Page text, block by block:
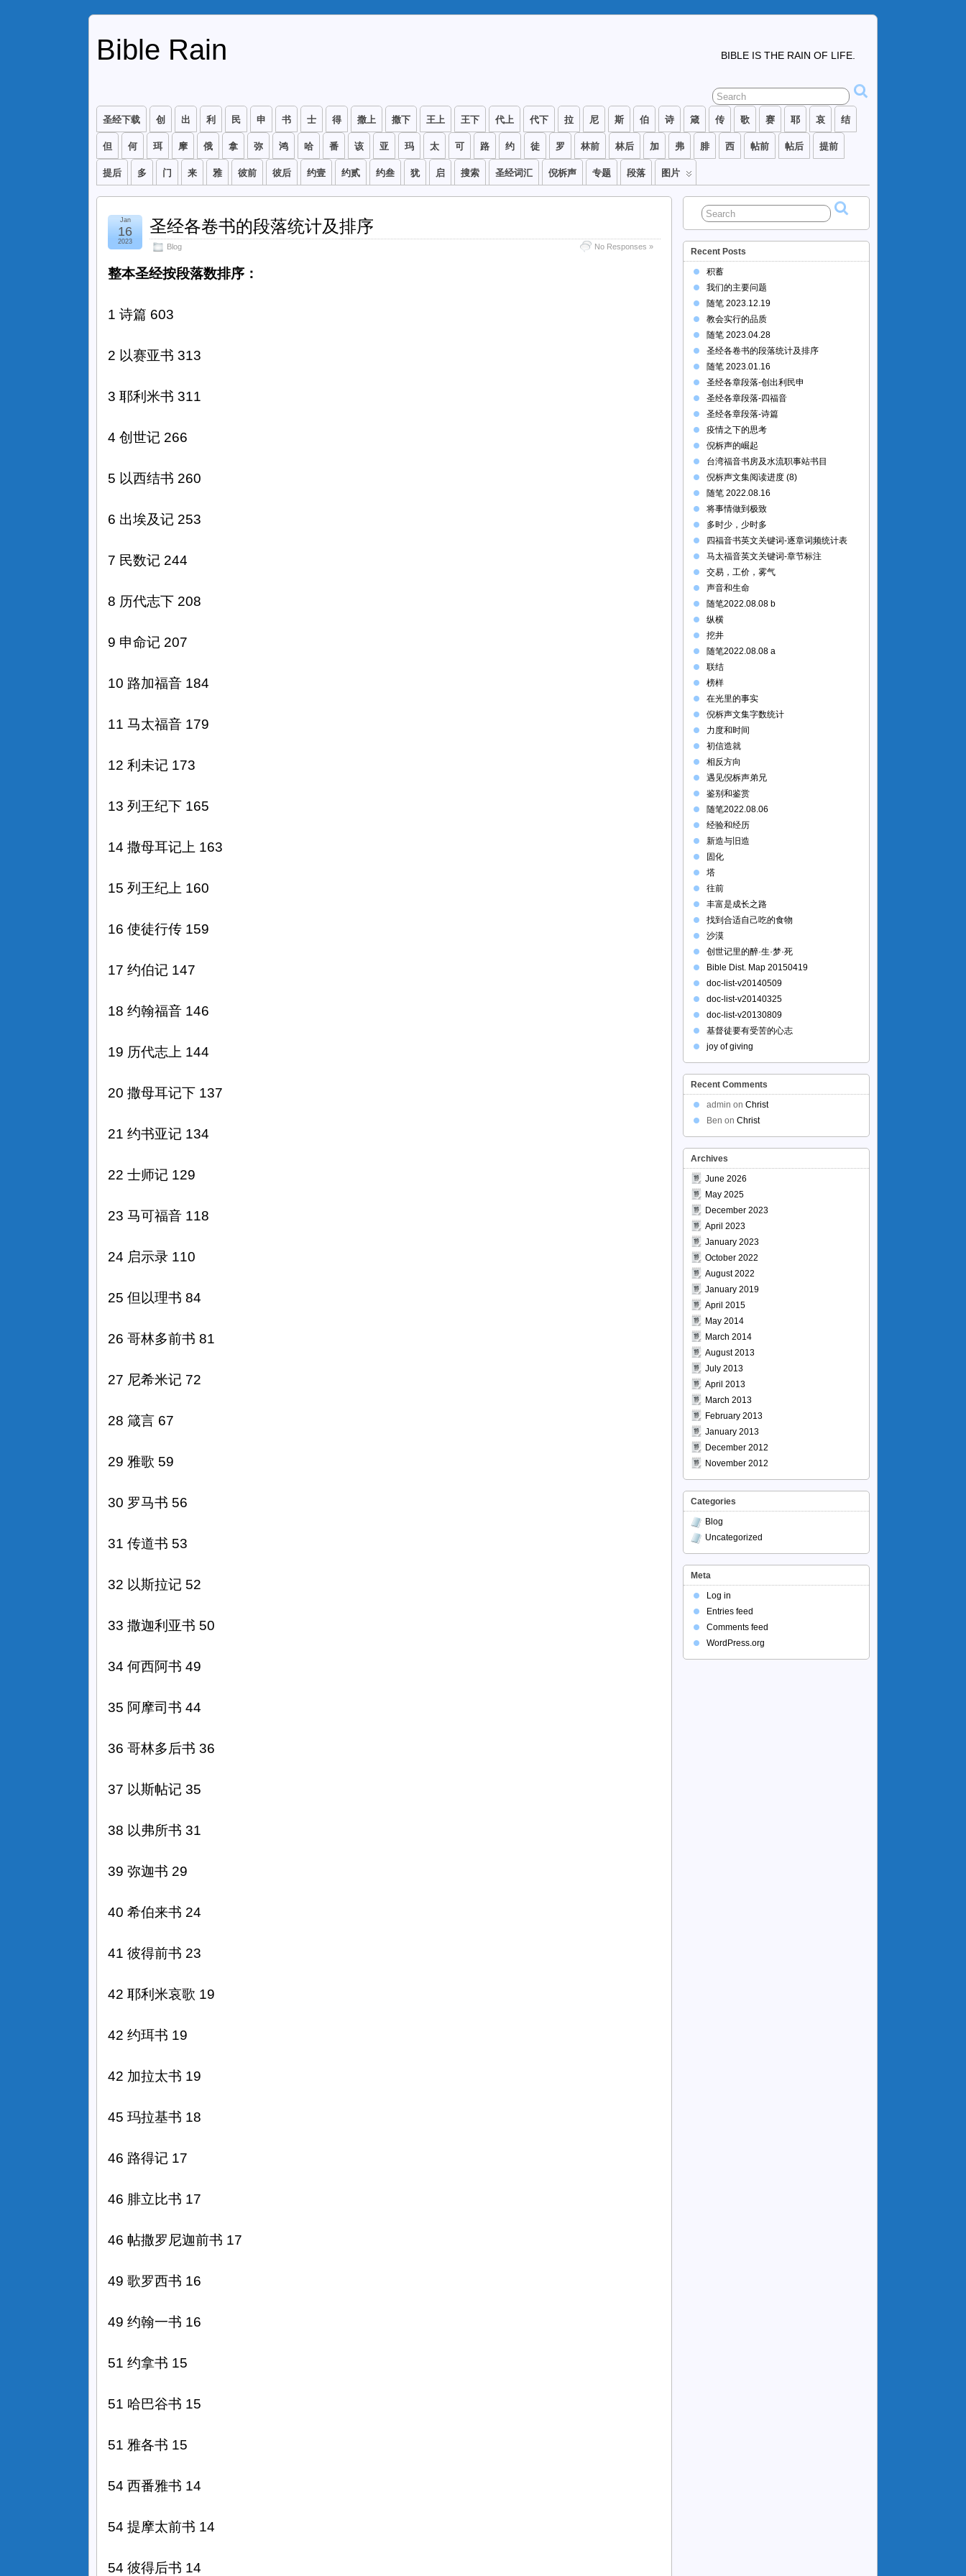
Bible Rain BIBLE IS THE RAIN OF LIFE.
圣经下载 创 出 利 民 申 书 士 得 撒上 撒下 王上 王下 代上 代下 拉 尼 斯 伯 诗 箴 传 歌 赛 耶 哀 结
但 何 珥 摩 俄 拿 弥 鸿 哈 番 该 亚 玛 太 可 路 约 徒 罗 林前 林后 加 弗 腓 西 帖前 帖后 提前
提后 多 门 来 雅 彼前 彼后 约壹 约贰 约叁 犹 启 搜索 圣经词汇 倪柝声 专题 段落 图片
圣经各卷书的段落统计及排序
Blog No Responses »
Jan
16
2023
整本圣经按段落数排序：
1 诗篇 603
2 以赛亚书 313
3 耶利米书 311
4创世记 266
5 以西结书 260
6 出埃及记 253
7 民数记 244
8 历代志下 208
9 申命记 207
10 路加福音 184
11 马太福音 179
12 利未记 173
13 列王纪下 165
14 撒母耳记上 163
15 列王纪上 160
16 使徒行传 159
17 约伯记 147
18 约翰福音 146
19 历代志上 144
20 撒母耳记下 137
21 约书亚记 134
22 士师记 129
23 马可福音 118
24 启示录 110
25 但以理书 84
26 哥林多前书 81
27 尼希米记 72
28 箴言 67
29 雅歌 59
30 罗马书 56
31 传道书 53
32 以斯拉记 52
33 撒迦利亚书 50
34 何西阿书 49
35 阿摩司书 44
36 哥林多后书 36
37 以斯帖记 35
38 以弗所书 31
39 弥迦书 29
40 希伯来书 24
41 彼得前书 23
42 耶利米哀歌 19
42 约珥书 19
42 加拉太书 19
45 玛拉基书 18
46 路得记 17
46 腓立比书 17
46 帖撒罗尼迦前书 17
49 歌罗西书 16
49 约翰一书 16
51 约拿书 15
51 哈巴谷书 15
51 雅各书 15
54 西番雅书 14
54 提摩太前书 14
54 彼得后书 14
Recent Posts
积蓄
我们的主要问题
随笔 2023.12.19
教会实行的品质
随笔 2023.04.28
圣经各卷书的段落统计及排序
随笔 2023.01.16
圣经各章段落-创出利民申
圣经各章段落-四福音
圣经各章段落-诗篇
疫情之下的思考
倪柝声的崛起
台湾福音书房及水流职事站书目
倪柝声文集阅读进度 (8)
随笔 2022.08.16
将事情做到极致
多时少，少时多
四福音书英文关键词-逐章词频统计表
马太福音英文关键词-章节标注
交易，工价，雾气
声音和生命
随笔2022.08.08 b
纵横
挖井
随笔2022.08.08 a
联结
榜样
在光里的事实
倪柝声文集字数统计
力度和时间
初信造就
相反方向
遇见倪柝声弟兄
鉴别和鉴赏
随笔2022.08.06
经验和经历
新造与旧造
固化
塔
往前
丰富是成长之路
找到合适自己吃的食物
沙漠
创世记里的醉·生·梦·死
Bible Dist. Map 20150419
doc-list-v20140509
doc-list-v20140325
doc-list-v20130809
基督徒要有受苦的心志
joy of giving
Recent Comments
admin on Christ
Ben on Christ
Archives
June 2026
May 2025
December 2023
April 2023
January 2023
October 2022
August 2022
January 2019
April 2015
May 2014
March 2014
August 2013
July 2013
April 2013
March 2013
February 2013
January 2013
December 2012
November 2012
Categories
Blog
Uncategorized
Meta
Log in
Entries feed
Comments feed
WordPress.org